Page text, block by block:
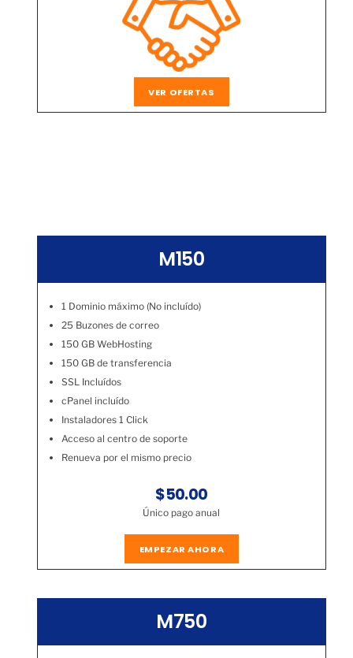
VER OFERTAS
M150
1 Dominio máximo (No incluído)
25 Buzones de correo
150 GB WebHosting
150 GB de transferencia
SSL Incluídos
cPanel incluído
Instaladores 1 Click
Acceso al centro de soporte
Renueva por el mismo precio
$50.00
Único pago anual
EMPEZAR AHORA
M750